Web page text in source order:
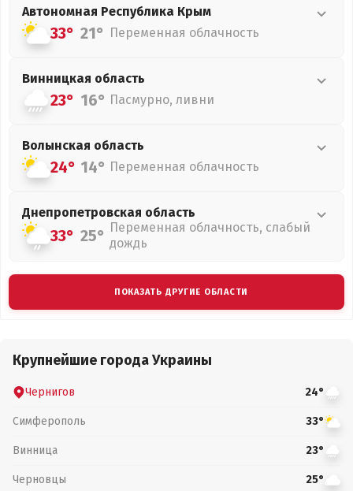
Автономная Республика Крым
33° 21° Переменная облачность
Винницкая область
23° 16° Пасмурно, ливни
Волынская область
24° 14° Переменная облачность
Днепропетровская область
33° 25° Переменная облачность, слабый
дождь
ПОКАЗАТЬ ДРУГИЕ ОБЛАСТИ
Крупнейшие города Украины
Чернигов 24°
Симферополь 33°
Винница 23°
Черновцы 25°